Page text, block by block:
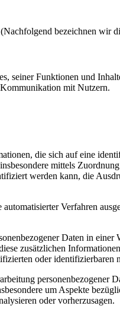
bezeichnen wir
seiner Funktionen und
mit Nutzern.
die sich auf eine
mittels
werden kann, die
Verfahren
Daten in
zusätzlichen
oder identifizierbaren
personenbezogener
um Aspekte
oder vorherzusagen.